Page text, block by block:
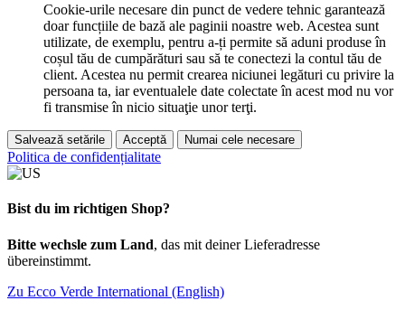
Cookie-urile necesare din punct de vedere tehnic garantează
doar funcțiile de bază ale paginii noastre web. Acestea sunt
utilizate, de exemplu, pentru a-ți permite să aduni produse în
coșul tău de cumpărături sau să te conectezi la contul tău de
client. Acestea nu permit crearea niciunei legături cu privire la
persoana ta, iar eventualele date colectate în acest mod nu vor
fi transmise în nicio situaţie unor terţi.
Salvează setările Acceptă Numai cele necesare
Politica de confidențialitate
Bist du im richtigen Shop?
Bitte wechsle zum Land, das mit deiner Lieferadresse
übereinstimmt.
Zu Ecco Verde International (English)